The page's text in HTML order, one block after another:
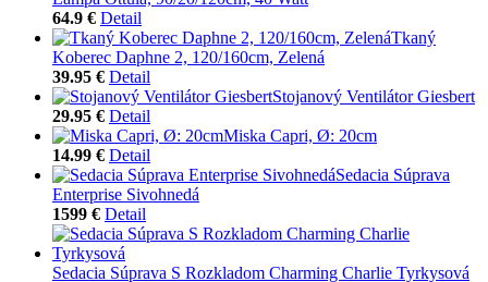
64.9 € Detail
Tkaný
Koberec Daphne 2, 120/160cm, Zelená
39.95 € Detail
Stojanový Ventilátor Giesbert
29.95 € Detail
Miska Capri, Ø: 20cm
14.99 € Detail
Sedacia Súprava
Enterprise Sivohnedá
1599 € Detail
Sedacia Súprava S Rozkladom Charming Charlie Tyrkysová